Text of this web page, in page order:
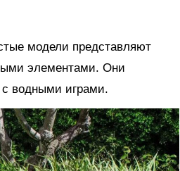
модели представляют
элементами. Они
с водными играми.